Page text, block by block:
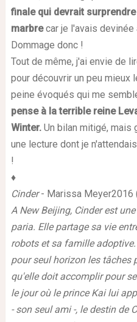
finale qui devrait
marbrecar je l'avais devinée
Dommage donc !
Tout de même, j'ai envie de
pour découvrir un peu mieux
peine évoqués qui me
pense à la terrible reine
Winter.Un bilan mitigé, mais
une lecture dont je
!
♦
Cinder- Marissa Meyer2016
A New Beijing, Cinder est
paria. Elle partage sa vie
robots et sa famille
pour seul horizon les tâches
qu'elle doit accomplir pour
le jour où le prince Kai lui
- son seul ami -, le destin de